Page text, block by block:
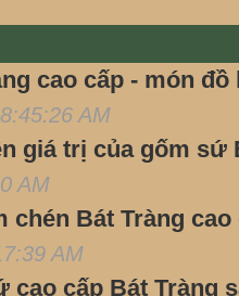
cao cấp - món
AM
giá trị của gốm sứ
AM
chén Bát Tràng
AM
cao cấp Bát Tràng